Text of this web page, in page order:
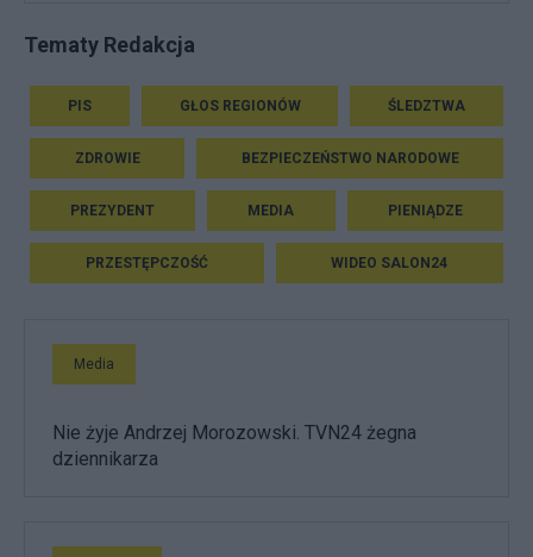
Tematy Redakcja
PIS GŁOS REGIONÓW ŚLEDZTWA
ZDROWIE BEZPIECZEŃSTWO NARODOWE
PREZYDENT MEDIA PIENIĄDZE
PRZESTĘPCZOŚĆ WIDEO SALON24
Media
Nie żyje Andrzej Morozowski. TVN24 żegna
dziennikarza